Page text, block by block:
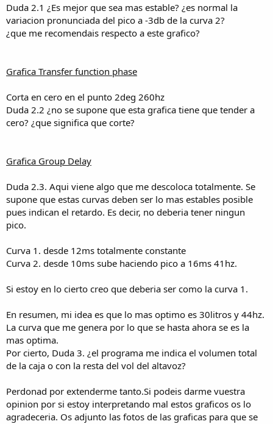
Duda 2.1 ¿Es mejor que sea mas estable? ¿es normal la
variacion pronunciada del pico a -3db de la curva 2?
¿que me recomendais respecto a este grafico?
Grafica Transfer function phase
Corta en cero en el punto 2deg 260hz
Duda 2.2 ¿no se supone que esta grafica tiene que tender a
cero? ¿que significa que corte?
Grafica Group Delay
Duda 2.3. Aqui viene algo que me descoloca totalmente. Se
supone que estas curvas deben ser lo mas estables posible
pues indican el retardo. Es decir, no deberia tener ningun
pico.
Curva 1. desde 12ms totalmente constante
Curva 2. desde 10ms sube haciendo pico a 16ms 41hz.
Si estoy en lo cierto creo que deberia ser como la curva 1.
En resumen, mi idea es que lo mas optimo es 30litros y 44hz.
La curva que me genera por lo que se hasta ahora se es la
mas optima.
Por cierto, Duda 3. ¿el programa me indica el volumen total
de la caja o con la resta del vol del altavoz?
Perdonad por extenderme tanto.Si podeis darme vuestra
opinion por si estoy interpretando mal estos graficos os lo
agradeceria. Os adjunto las fotos de las graficas para que se